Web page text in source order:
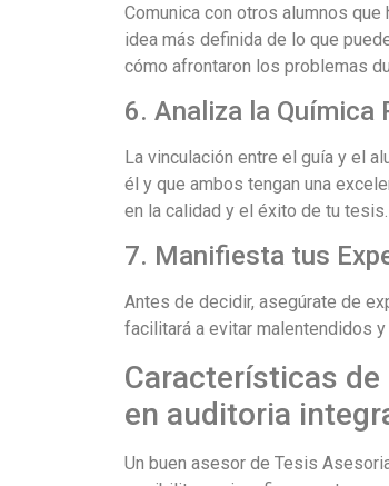
Comunica con otros alumnos
idea más definida de lo que
cómo afrontaron los problemas
6. Analiza la Química
La vinculación entre el guía y el
él y que ambos tengan una
en la calidad y el éxito de tu tesis.
7. Manifiesta tus
Antes de decidir, asegúrate de
facilitará a evitar malentendidos
Características de
en auditoria
Un buen asesor de Tesis